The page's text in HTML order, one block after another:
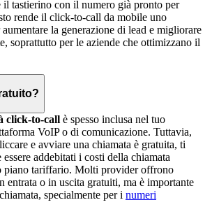
il tastierino con il numero già pronto per
rende il click-to-call da mobile uno
la generazione di lead e migliorare
soprattutto per le aziende che ottimizzano il
click-to-call è spesso inclusa nel tuo
VoIP o di comunicazione. Tuttavia,
e avviare una chiamata è gratuita, ti
addebitati i costi della chiamata
piano tariffario. Molti provider offrono
entrata o in uscita gratuiti, ma è importante
specialmente per i numeri